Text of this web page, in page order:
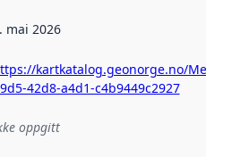
mai 2026
kartkatalog.geonorge.no/
42d8-a4d1-c4b9449c2927
oppgitt